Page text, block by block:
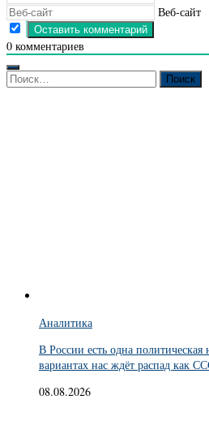
Веб-сайт
0 комментариев
Найти:
Аналитика
В России есть одна
вариантах нас ждёт распад как
08.08.2026